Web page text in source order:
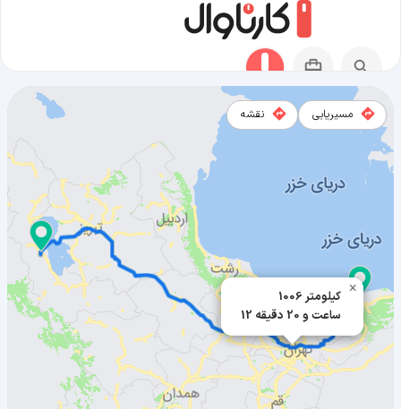
1006 کیلومتر
12 ساعت و 20 دقیقه
×
مسیریابی نقشه
مسیر جویبار به ارومیه